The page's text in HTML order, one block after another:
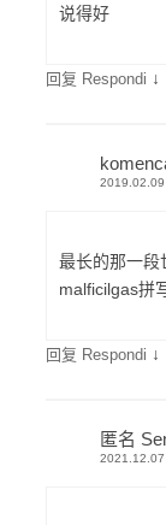
说得好
回复 Respondi ↓
2019.02.09
最长的那一段
malficilgas拼
回复 Respondi ↓
匿名
2021.12.07